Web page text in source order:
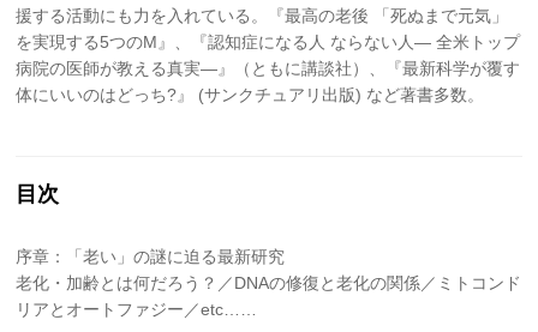
援する活動にも力を入れている。『最高の老後 「死ぬまで元気」
を実現する5つのM』、『認知症になる人 ならない人— 全米トップ
病院の医師が教える真実—』（ともに講談社）、『最新科学が覆す
体にいいのはどっち?』 (サンクチュアリ出版) など著書多数。
目次
序章：「老い」の謎に迫る最新研究
老化・加齢とは何だろう？／DNAの修復と老化の関係／ミトコンド
リアとオートファジー／etc……